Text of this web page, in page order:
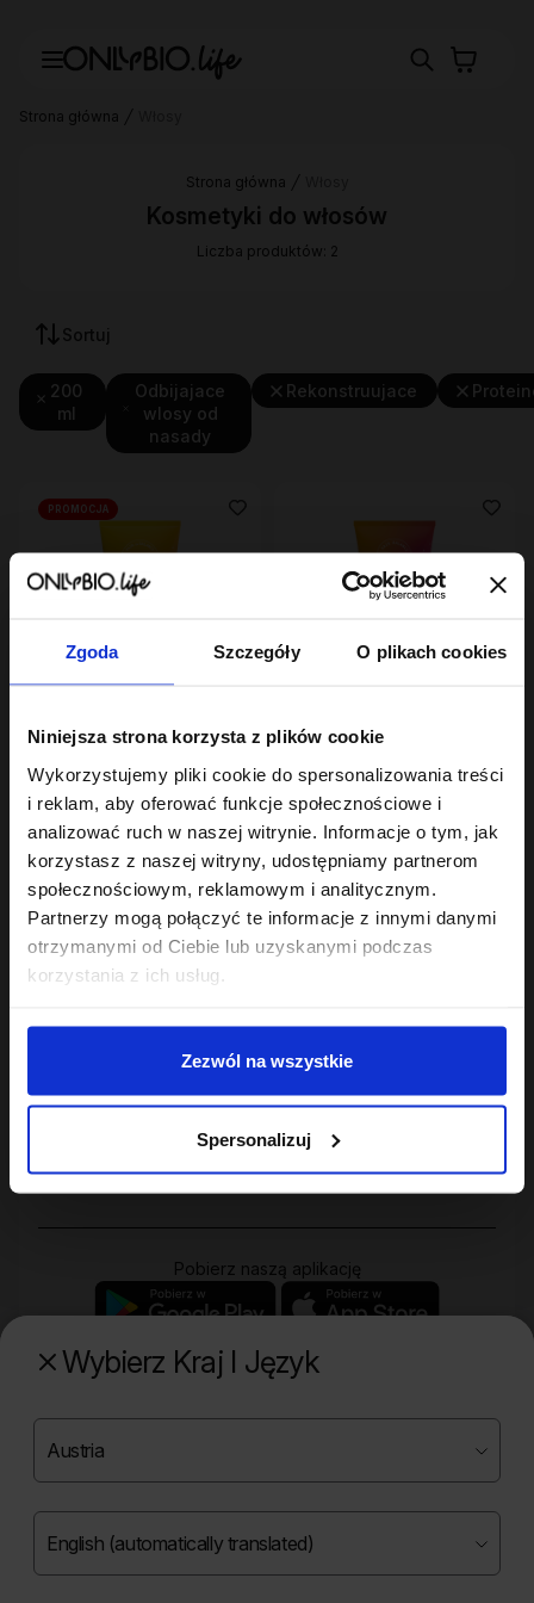
Zgoda Szczegóły O plikach cookies
Niniejsza strona korzysta z plików cookie
Wykorzystujemy pliki cookie do spersonalizowania treści
i reklam, aby oferować funkcje społecznościowe i
analizować ruch w naszej witrynie. Informacje o tym, jak
korzystasz z naszej witryny, udostępniamy partnerom
społecznościowym, reklamowym i analitycznym.
Partnerzy mogą połączyć te informacje z innymi danymi
otrzymanymi od Ciebie lub uzyskanymi podczas
korzystania z ich usług.
Zezwól na wszystkie
Spersonalizuj
Wybierz Kraj I Język
Strona główna
Strona główna
Kosmetyki do włosów
Liczba produktów: 2
Sortuj
200
ml
Odbijajace
wlosy od
nasady
Rekonstruujace
Hair In Balance By ONLYBIO
Stylizator proteinowy
do stylizacji włosów
kręconych 200ml
7,29 zł
Najniższa cena z 30 dni przed
obniżką: 24,49 zł
PROMOCJA
Hair In Balance By ONLYBIO
200 ml
22,49 zł
Najniższa cena z 30 dni przed
obniżką:22,49 zł
Twoje konto
Zakupy
Pobierz naszą aplikację
Poznaj naszą drugą markę